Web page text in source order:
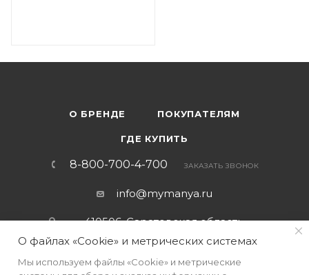
О БРЕНДЕ ПОКУПАТЕЛЯМ
ГДЕ КУПИТЬ
8-800-700-4-700 ЗАКАЗАТЬ ЗВОНОК
info@mymanya.ru
410506, Саратовская область,
г. Саратов, тер. Вольский тракт,
стр. 14
О файлах «Cookie» и метрических системах
Мы используем файлы «Cookie» и метрические